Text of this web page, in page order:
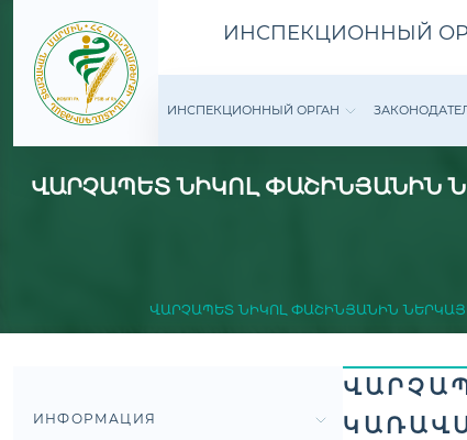
ИНСПЕКЦИОННЫЙ
ИНСПЕКЦИОННЫЙ ОРГАН
ՎԱՐՉԱՊԵՏ ՆԻԿՈԼ ՓԱՇԻՆՅԱՆԻՆ
ՎԱՐՉԱՊԵՏ ՆԻԿՈԼ ՓԱՇԻՆՅԱՆԻՆ
ИНФОРМАЦИЯ